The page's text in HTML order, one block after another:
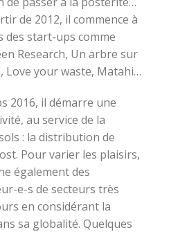
de 2012, il commence à
des start-ups comme
Research, Un arbre sur
Love your waste, Matahi…
2016, il démarre une
au service de la
: la distribution de
Pour varier les plaisirs,
également des
e-s de secteurs très
en considérant la
sa globalité. Quelques